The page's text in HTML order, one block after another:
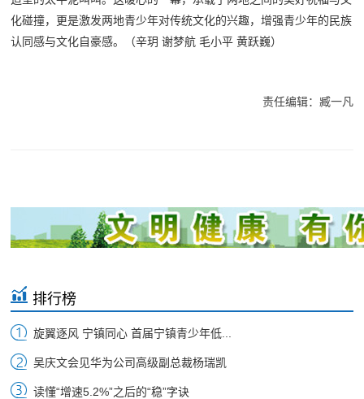
化碰撞，更是激发两地青少年对传统文化的兴趣，增强青少年的民族
认同感与文化自豪感。（辛玥 谢梦航 毛小平 黄跃巍）
责任编辑：臧一凡
排行榜
旋翼逐风 宁镇同心 首届宁镇青少年低...
吴庆文会见华为公司高级副总裁杨瑞凯
读懂“增速5.2%”之后的“稳”字诀